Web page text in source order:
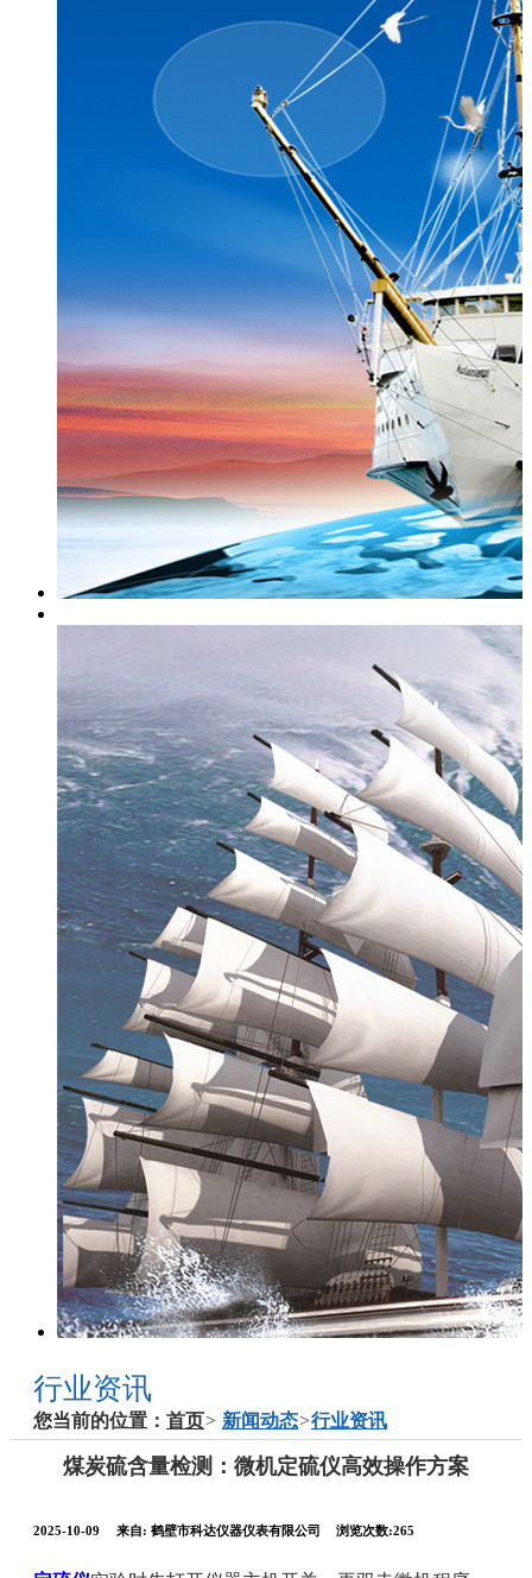
行业资讯
您当前的位置： 首页> 新闻动态>行业资讯
煤炭硫含量检测：微机定硫仪高效操作方案
2025-10-09 来自: 鹤壁市科达仪器仪表有限公司 浏览次数:265